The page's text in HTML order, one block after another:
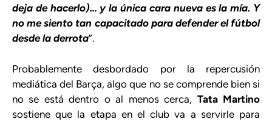
deja de hacerlo)… y la única cara nueva es la mía. Y
no me siento tan capacitado para defender el fútbol
desde la derrota”.
Probablemente desbordado por la repercusión
mediática del Barça, algo que no se comprende bien si
no se está dentro o al menos cerca, Tata Martino
sostiene que la etapa en el club va a servirle para